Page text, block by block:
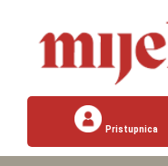
Pristupnica